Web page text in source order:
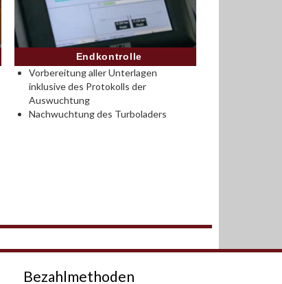
Endkontrolle
Vorbereitung aller Unterlagen
inklusive des Protokolls der
Auswuchtung
Nachwuchtung des Turboladers
Bezahlmethoden